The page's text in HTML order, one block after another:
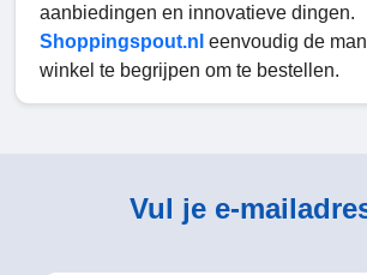
aanbiedingen en innovatieve dingen.
Shoppingspout.nl eenvoudig de
winkel te begrijpen om te bestellen.
Vul je e-